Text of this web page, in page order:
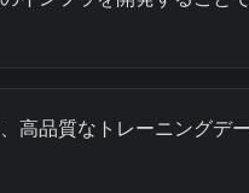
高品質なトレーニングデ